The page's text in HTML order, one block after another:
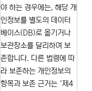
야 하는 경우에는, 해당 개
인정보를 별도의 데이터
베이스(DB)로 옮기거나
보관장소를 달리하여 보
존합니다. 다른 법령에 따
라 보존하는 개인정보의
항목과 보존 근거는 ‘제4